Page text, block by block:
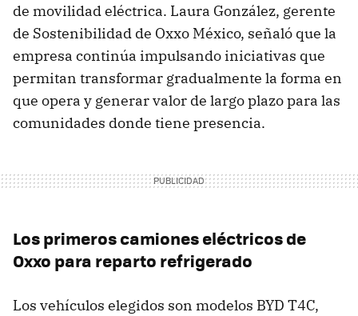
de movilidad eléctrica. Laura González, gerente
de Sostenibilidad de Oxxo México, señaló que la
empresa continúa impulsando iniciativas que
permitan transformar gradualmente la forma en
que opera y generar valor de largo plazo para las
comunidades donde tiene presencia.
Los primeros camiones eléctricos de
Oxxo para reparto refrigerado
Los vehículos elegidos son modelos BYD T4C,